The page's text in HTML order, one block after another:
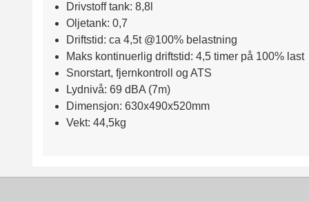
Drivstoff tank: 8,8l
Oljetank: 0,7
Driftstid: ca 4,5t @100% belastning
Maks kontinuerlig driftstid: 4,5 timer på 100% last
Snorstart, fjernkontroll og ATS
Lydnivå: 69 dBA (7m)
Dimensjon: 630x490x520mm
Vekt: 44,5kg